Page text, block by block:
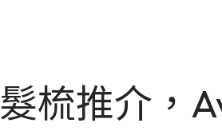
梳推介，